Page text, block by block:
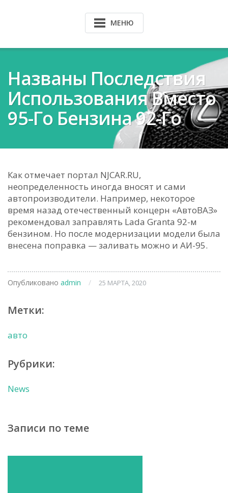
МЕНЮ
Названы Последствия
Использования Вместо
95-Го Бензина 92-Го
Как отмечает портал NJCAR.RU,
неопределенность иногда вносят и сами
автопроизводители. Например, некоторое
время назад отечественный концерн «АвтоВАЗ»
рекомендовал заправлять Lada Granta 92-м
бензином. Но после модернизации модели была
внесена поправка — заливать можно и АИ-95.
Опубликовано admin / 25 МАРТА, 2020
Метки:
авто
Рубрики:
News
Записи по теме